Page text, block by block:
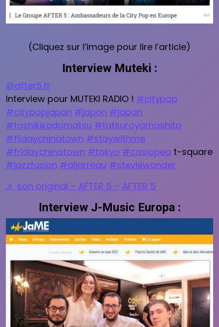
(Cliquez sur l’image pour lire l’article)
Interview Muteki :
@after5.fr
Interview pour MUTEKI RADIO ! #citypop
#citypopjapan #japon #japan
#toshikikadomatsu #tatsuroyamashita
#flidaychinatown #staywithme
#fridaychinatown #tokyo #casiopea t-square
#jazzfusion #aljarreau #steviewonder
♬ son original – AFTER 5 – AFTER 5
Interview J-Music Europa :